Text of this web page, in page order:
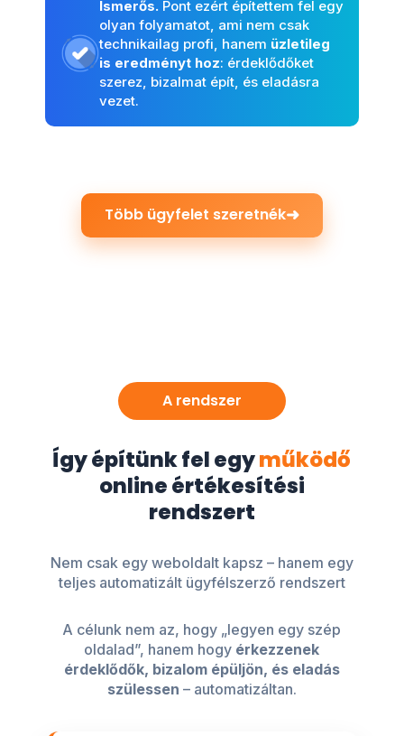
Ismerős.Pont ezért építettem fel egy
olyan folyamatot, ami nem csak
technikailag profi, hanem üzletileg
is eredményt hoz: érdeklődőket
szerez, bizalmat épít, és eladásra
vezet.
Több ügyfelet szeretnék➜
A rendszer
Így építünk fel egyműködő
online értékesítési
rendszert
Nem csak egy weboldalt kapsz – hanem egy
teljes automatizált ügyfélszerző rendszert
A célunk nem az, hogy „legyen egy szép
oldalad”, hanem hogy érkezzenek
érdeklődők, bizalom épüljön, és eladás
szülessen – automatizáltan.